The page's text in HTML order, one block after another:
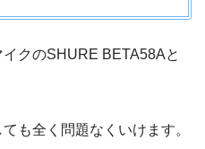
クのSHURE BETA58Aと
も全く問題なくいけます。